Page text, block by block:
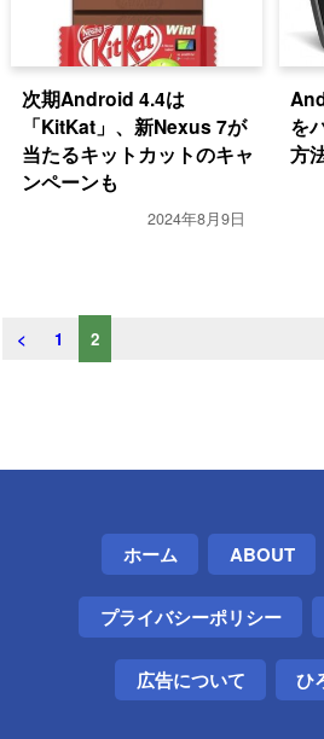
次期Android 4.4は
「KitKat」、新Nexus 7が
当たるキットカットのキャ
ンペーンも
2024年8月9日
を
方
< 1 2
ホーム ABOUT
プライバシーポリシー
広告について ひ